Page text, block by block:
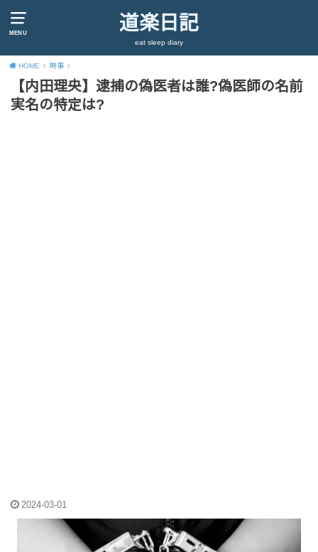
MENU 道楽日記
eat sleep diary
HOME 時事
【内田理央】逮捕の偽医者は誰?偽医師の名前
実名の特定は?
2024-03-01